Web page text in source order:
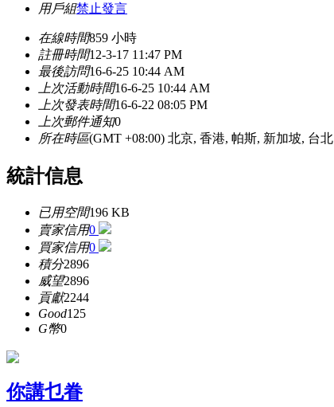
用戶組禁止發言
在線時間859 小時
註冊時間12-3-17 11:47 PM
最後訪問16-6-25 10:44 AM
上次活動時間16-6-25 10:44 AM
上次發表時間16-6-22 08:05 PM
上次郵件通知0
所在時區(GMT +08:00) 北京, 香港, 帕斯, 新加坡, 台北
統計信息
已用空間196 KB
賣家信用0
買家信用0
積分2896
威望2896
貢獻2244
Good125
G幣0
你講乜眷